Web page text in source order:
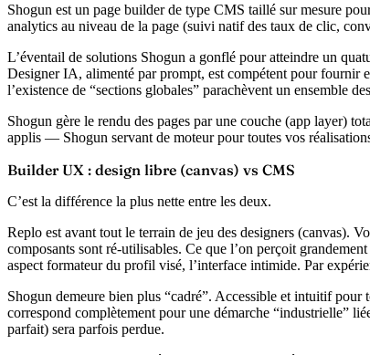
Shogun est un page builder de type CMS taillé sur mesure
analytics au niveau de la page (suivi natif des taux de clic,
L’éventail de solutions Shogun a gonflé pour atteindre un
Designer IA, alimenté par prompt, est compétent pour fournir
l’existence de “sections globales” parachèvent un ensemble
Shogun gère le rendu des pages par une couche (app layer)
applis — Shogun servant de moteur pour toutes vos
Builder UX : design libre (canvas) vs CMS
C’est la différence la plus nette entre les deux.
Replo est avant tout le terrain de jeu des designers (canvas).
composants sont ré-utilisables. Ce que l’on perçoit
aspect formateur du profil visé, l’interface intimide. Par
Shogun demeure bien plus “cadré”. Accessible et intuitif pour
correspond complètement pour une démarche “industrielle”
parfait) sera parfois perdue.